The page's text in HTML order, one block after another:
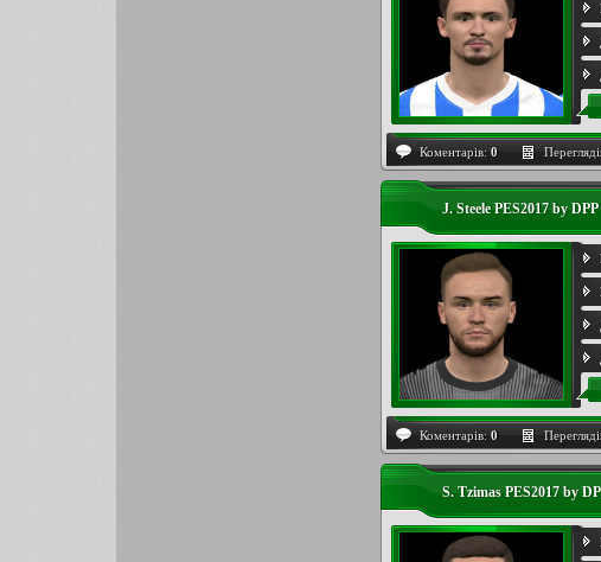
Коментарів: 0
J. Steele PES2017 by DPP
Коментарів: 0
S. Tzimas PES2017 by